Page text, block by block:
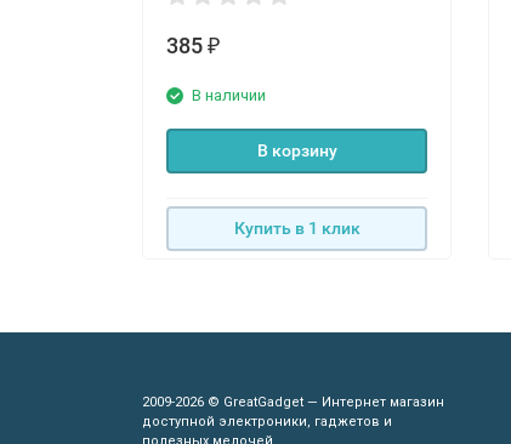
385 ₽
В наличии
В корзину
Купить в 1 клик
2009-2026 © GreatGadget — Интернет магазин
доступной электроники, гаджетов и